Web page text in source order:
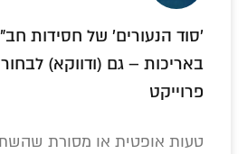
'סוד הנעורים' של חסידות
באריכות – גם (ודווקא)
פרוייקט
טעות אופטית או מסורת